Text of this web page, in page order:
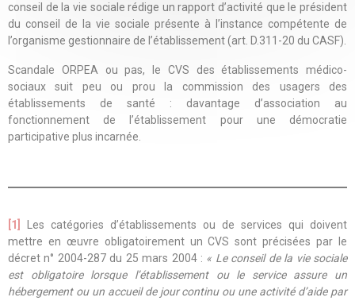
conseil de la vie sociale rédige un rapport d’activité que le président
du conseil de la vie sociale présente à l’instance compétente de
l’organisme gestionnaire de l’établissement (art. D.311-20 du CASF).
Scandale ORPEA ou pas, le CVS des établissements médico-
sociaux suit peu ou prou la commission des usagers des
établissements de santé : davantage d’association au
fonctionnement de l’établissement pour une démocratie
participative plus incarnée.
[1]
Les catégories d’établissements ou de services qui doivent
mettre en œuvre obligatoirement un CVS sont précisées par le
décret n° 2004-287 du 25 mars 2004 : « Le conseil de la vie sociale
est obligatoire lorsque l’établissement ou le service assure un
hébergement ou un accueil de jour continu ou une activité d’aide par